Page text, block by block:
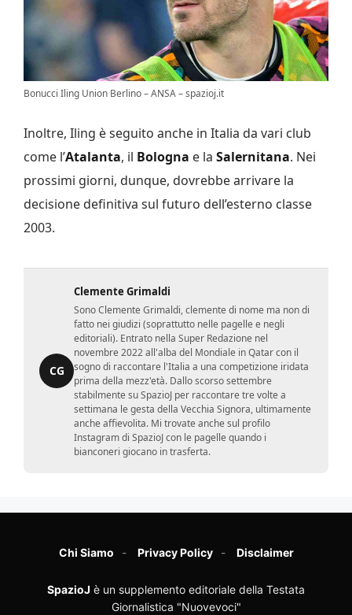
Bonucci Iling Union Berlino – ANSA – spazioj.it
Inoltre, Iling è seguito anche in Italia da vari club
come l’Atalanta, il Bologna e la Salernitana. Nei
prossimi giorni, dunque, dovrebbe arrivare la
decisione definitiva sul futuro dell’esterno classe
2003.
CG
Clemente Grimaldi
Sono Clemente Grimaldi, clemente di nome ma non di
fatto nei giudizi (soprattutto nelle pagelle e negli
editoriali). Entrato nella Super Redazione nel
novembre 2022 all'alba del Mondiale in Qatar con il
sogno di raccontare l'Italia a una competizione iridata
prima della mezz'età. Dallo scorso settembre
stabilmente su SpazioJ per raccontare tre volte a
settimana le gesta della Vecchia Signora, ultimamente
anche affievolita. Mi trovate anche sul profilo
Instagram di SpazioJ con le pagelle quando i
bianconeri giocano in trasferta.
Chi Siamo Privacy Policy Disclaimer
SpazioJ è un supplemento editoriale della Testata
Giornalistica "Nuovevoci"